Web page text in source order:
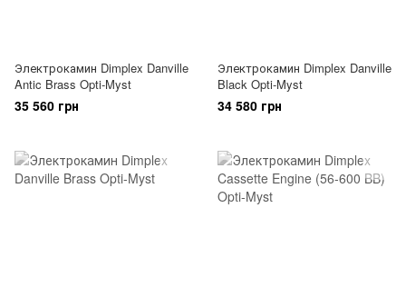
Электрокамин Dimplex Danville
Antic Brass Opti-Myst
35 560 грн
Электрокамин Dimplex Danville
Black Opti-Myst
34 580 грн